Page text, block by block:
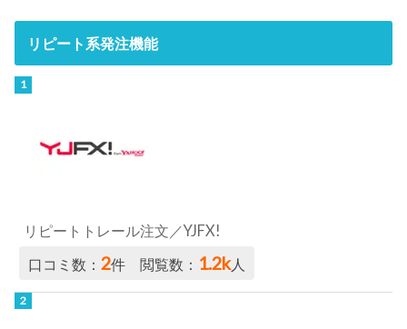
リピート系発注機能
リピートトレール注文／YJFX!
口コミ数：2件 閲覧数： 1.2k人